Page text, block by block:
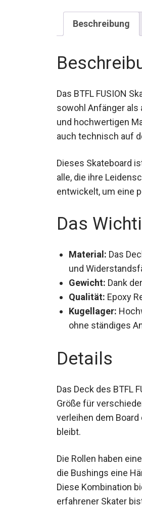
Beschreibung
Das BTFL FUSION
das sowohl
Design und
sondern auch
Dieses Skateboard
alle, die ihre
entwickelt, um eine
Das
Material: Das
und
Gewicht: Dank
Qualität: Epoxy
Kugellager:
ohne ständiges
Details
Das Deck des BTFL
Größe für
verleihen dem
bleibt.
Die Rollen haben
die Bushings eine
sorgen. Diese
oder erfahrener